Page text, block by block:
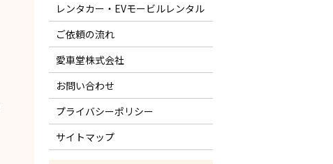
レンタカー・EVモービルレンタル
ご依頼の流れ
愛車堂株式会社
お問い合わせ
プライバシーポリシー
サイトマップ